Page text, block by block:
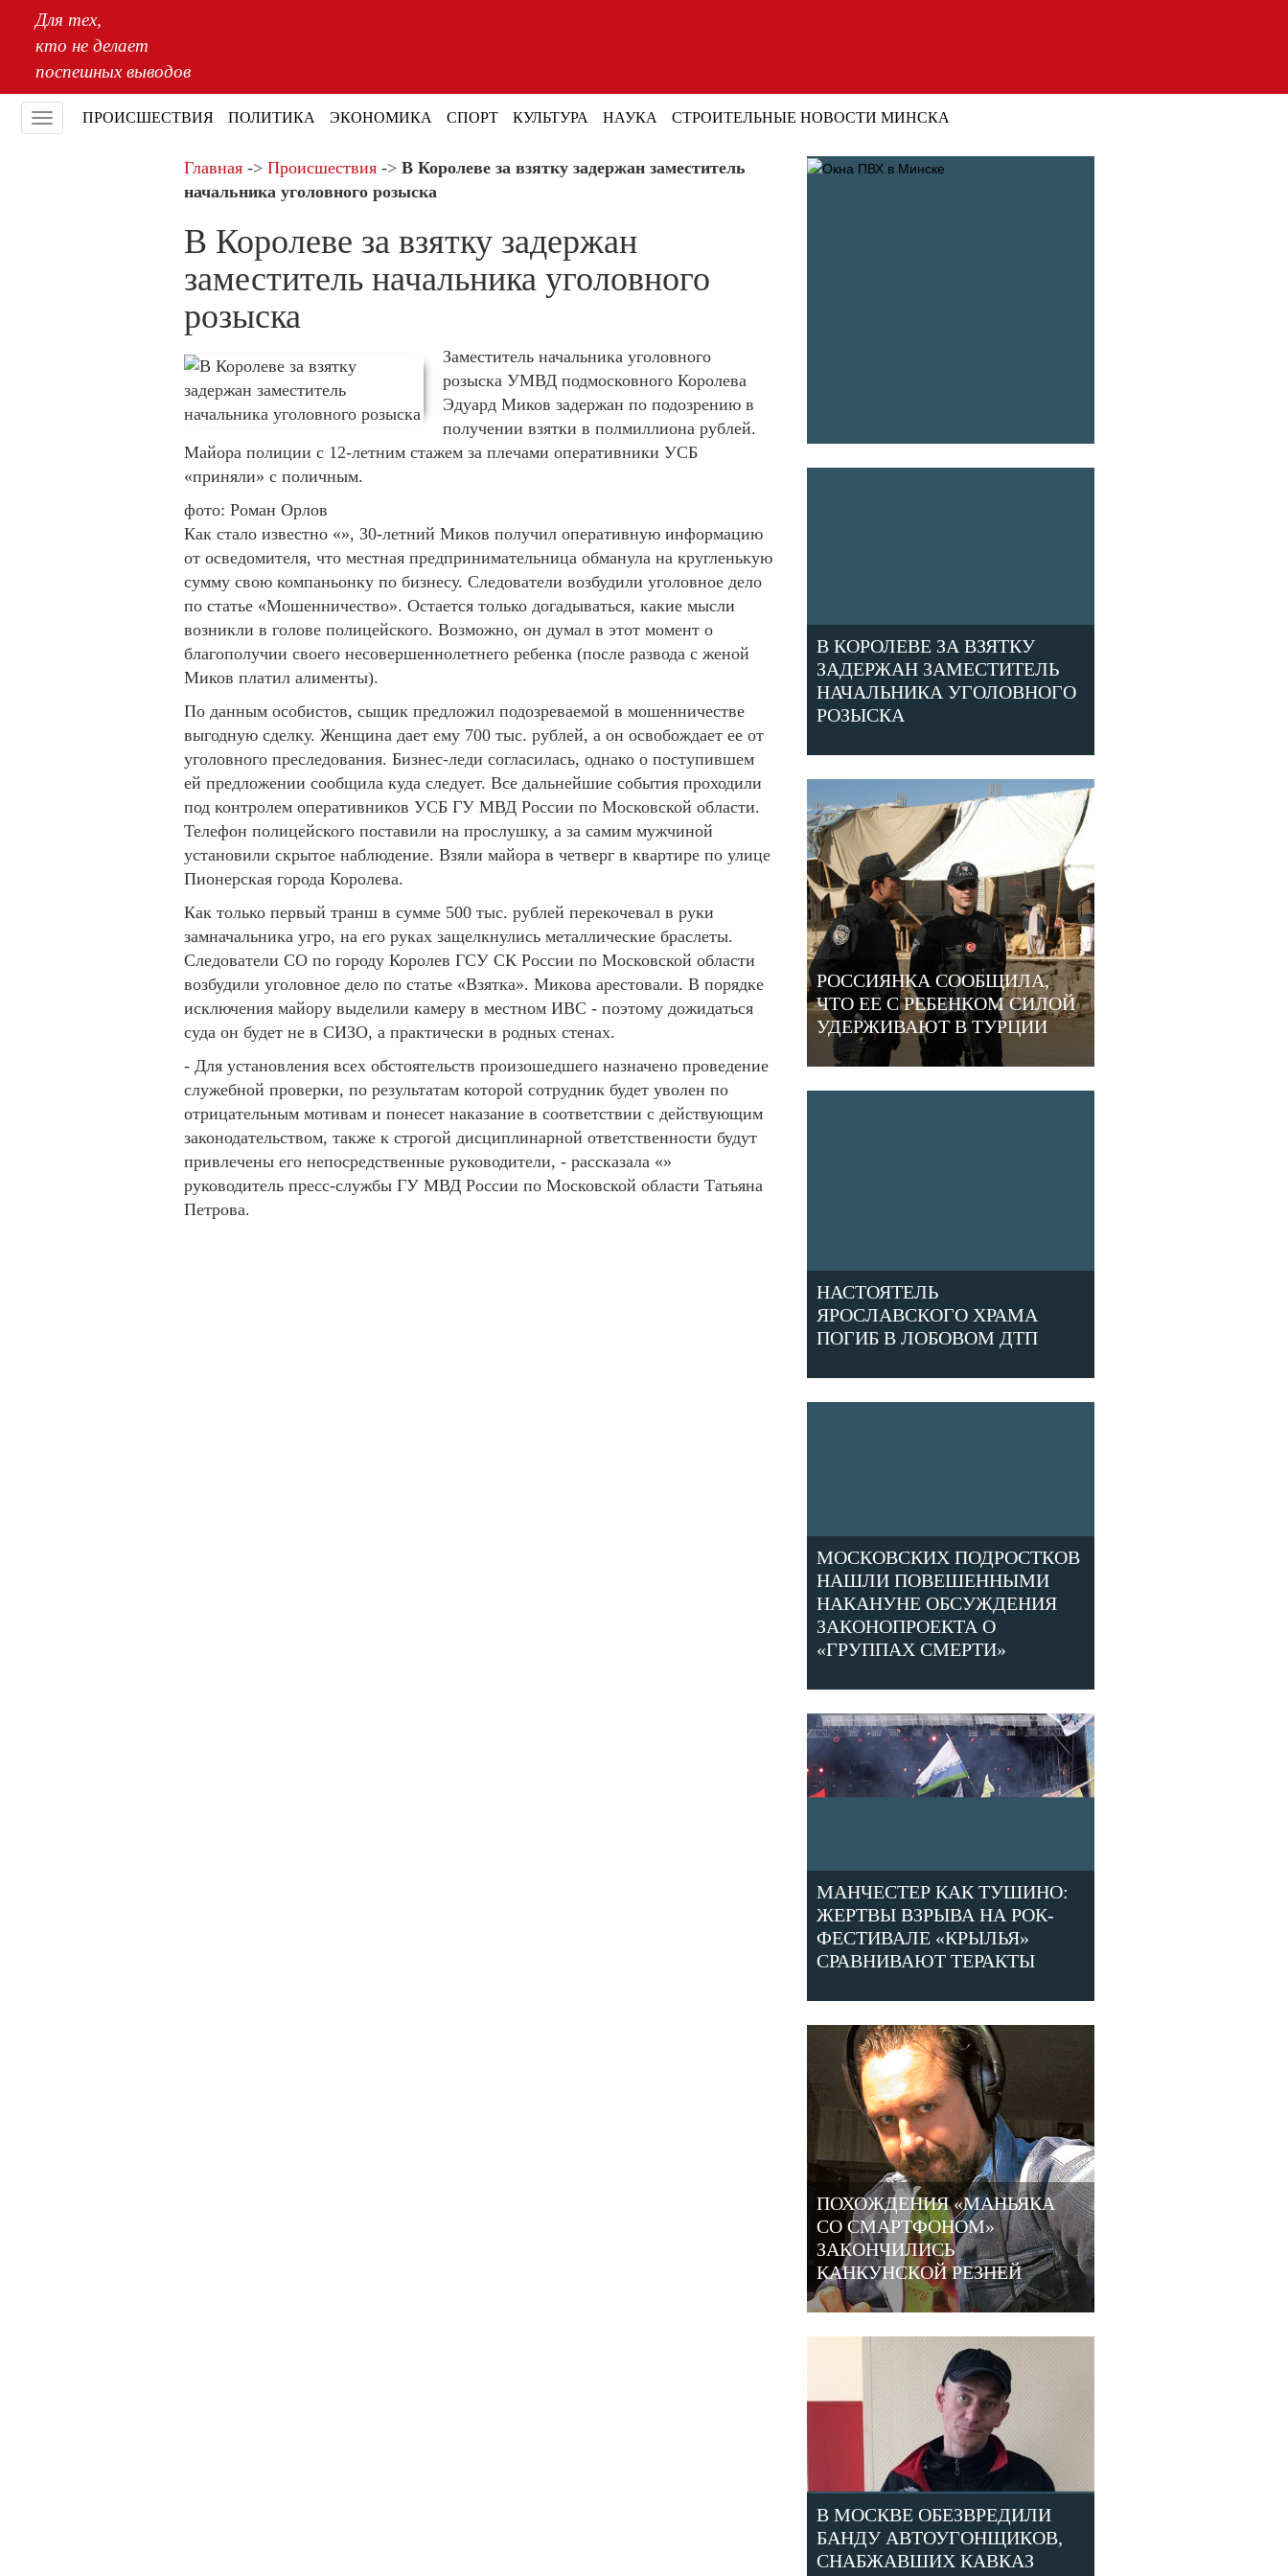
Для тех,
кто не делает
поспешных выводов
Меню ПРОИСШЕСТВИЯ ПОЛИТИКА ЭКОНОМИКА СПОРТ КУЛЬТУРА НАУКА СТРОИТЕЛЬНЫЕ НОВОСТИ МИНСКА
Главная -> Происшествия -> В Королеве за взятку задержан заместитель
начальника уголовного розыска
В Королеве за взятку задержан
заместитель начальника уголовного
розыска
Заместитель начальника уголовного
розыска УМВД подмосковного Королева
Эдуард Миков задержан по подозрению в
получении взятки в полмиллиона рублей.
Майора полиции с 12-летним стажем за плечами оперативники УСБ
«приняли» с поличным.
фото: Роман Орлов
Как стало известно «», 30-летний Миков получил оперативную информацию
от осведомителя, что местная предпринимательница обманула на кругленькую
сумму свою компаньонку по бизнесу. Следователи возбудили уголовное дело
по статье «Мошенничество». Остается только догадываться, какие мысли
возникли в голове полицейского. Возможно, он думал в этот момент о
благополучии своего несовершеннолетнего ребенка (после развода с женой
Миков платил алименты).
По данным особистов, сыщик предложил подозреваемой в мошенничестве
выгодную сделку. Женщина дает ему 700 тыс. рублей, а он освобождает ее от
уголовного преследования. Бизнес-леди согласилась, однако о поступившем
ей предложении сообщила куда следует. Все дальнейшие события проходили
под контролем оперативников УСБ ГУ МВД России по Московской области.
Телефон полицейского поставили на прослушку, а за самим мужчиной
установили скрытое наблюдение. Взяли майора в четверг в квартире по улице
Пионерская города Королева.
Как только первый транш в сумме 500 тыс. рублей перекочевал в руки
замначальника угро, на его руках защелкнулись металлические браслеты.
Следователи СО по городу Королев ГСУ СК России по Московской области
возбудили уголовное дело по статье «Взятка». Микова арестовали. В порядке
исключения майору выделили камеру в местном ИВС - поэтому дожидаться
суда он будет не в СИЗО, а практически в родных стенах.
- Для установления всех обстоятельств произошедшего назначено проведение
служебной проверки, по результатам которой сотрудник будет уволен по
отрицательным мотивам и понесет наказание в соответствии с действующим
законодательством, также к строгой дисциплинарной ответственности будут
привлечены его непосредственные руководители, - рассказала «»
руководитель пресс-службы ГУ МВД России по Московской области Татьяна
Петрова.
В КОРОЛЕВЕ ЗА ВЗЯТКУ
ЗАДЕРЖАН ЗАМЕСТИТЕЛЬ
НАЧАЛЬНИКА УГОЛОВНОГО
РОЗЫСКА
РОССИЯНКА СООБЩИЛА,
ЧТО ЕЕ С РЕБЕНКОМ СИЛОЙ
УДЕРЖИВАЮТ В ТУРЦИИ
НАСТОЯТЕЛЬ
ЯРОСЛАВСКОГО ХРАМА
ПОГИБ В ЛОБОВОМ ДТП
МОСКОВСКИХ ПОДРОСТКОВ
НАШЛИ ПОВЕШЕННЫМИ
НАКАНУНЕ ОБСУЖДЕНИЯ
ЗАКОНОПРОЕКТА О
«ГРУППАХ СМЕРТИ»
МАНЧЕСТЕР КАК ТУШИНО:
ЖЕРТВЫ ВЗРЫВА НА РОК-
ФЕСТИВАЛЕ «КРЫЛЬЯ»
СРАВНИВАЮТ ТЕРАКТЫ
ПОХОЖДЕНИЯ «МАНЬЯКА
СО СМАРТФОНОМ»
ЗАКОНЧИЛИСЬ
КАНКУНСКОЙ РЕЗНЕЙ
В МОСКВЕ ОБЕЗВРЕДИЛИ
БАНДУ АВТОУГОНЩИКОВ,
СНАБЖАВШИХ КАВКАЗ